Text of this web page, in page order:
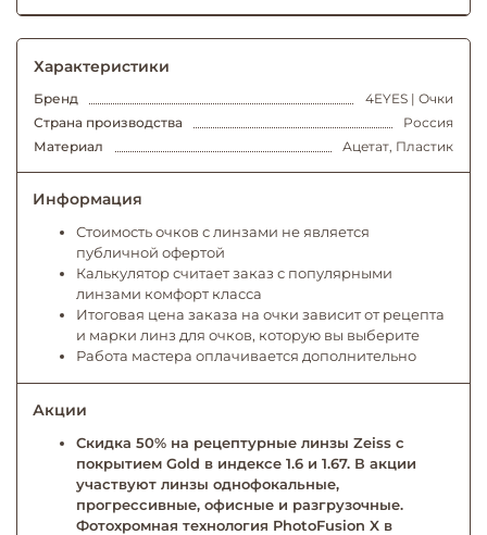
Характеристики
Бренд
4EYES | Очки
Страна производства
Россия
Материал
Ацетат, Пластик
Информация
Стоимость очков с линзами не является
публичной офертой
Калькулятор считает заказ с популярными
линзами комфорт класса
Итоговая цена заказа на очки зависит от рецепта
и марки линз для очков, которую вы выберите
Работа мастера оплачивается дополнительно
Акции
Скидка 50% на рецептурные линзы Zeiss с
покрытием Gold в индексе 1.6 и 1.67. В акции
участвуют линзы однофокальные,
прогрессивные, офисные и разгрузочные.
Фотохромная технология PhotoFusion X в